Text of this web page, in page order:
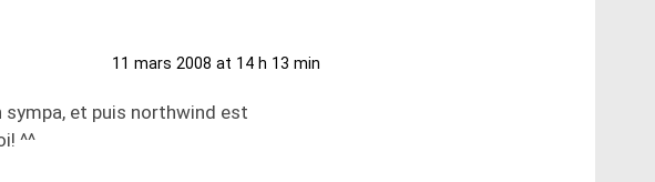
11 mars 2008 at 14 h 13 min
sympa, et puis northwind est
^^